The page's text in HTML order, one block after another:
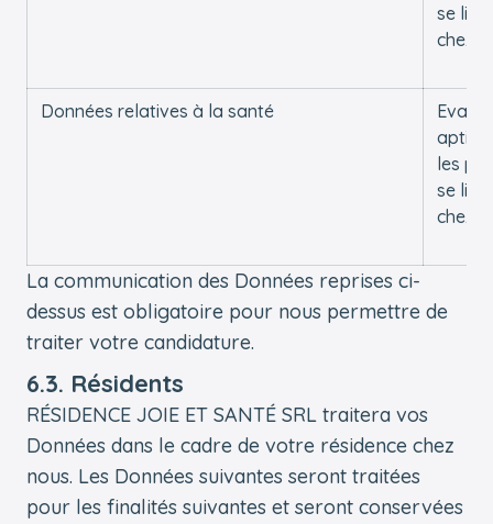
se
chez
Données relatives à la santé
les
se
chez
La communication des Données reprises ci-
dessus est obligatoire pour nous permettre de
traiter votre candidature.
6.3. Résidents
RÉSIDENCE JOIE ET SANTÉ SRL traitera vos
Données dans le cadre de votre résidence chez
nous. Les Données suivantes seront traitées
pour les finalités suivantes et seront conservées